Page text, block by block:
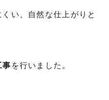
い、自然な仕上がりと
事 を行いました。